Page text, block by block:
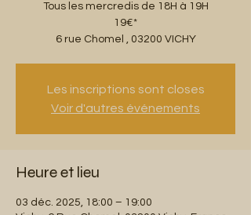
Tous les mercredis de 18H à 19H
19€*
6 rue Chomel , 03200 VICHY
Les inscriptions sont closes
Voir d'autres événements
Heure et lieu
03 déc. 2025, 18:00 – 19:00